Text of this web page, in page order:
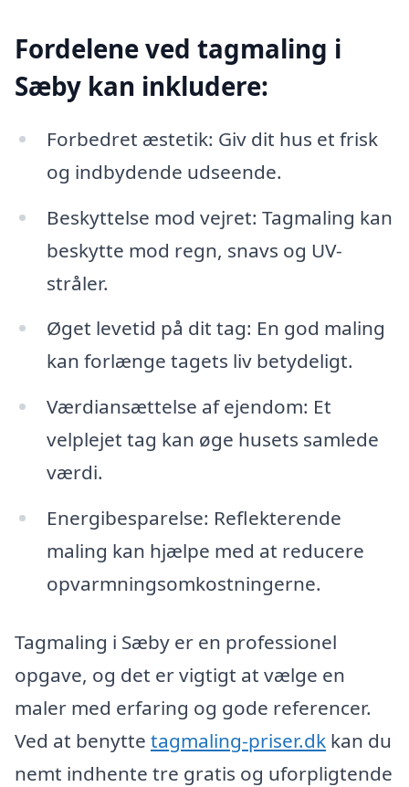
Fordelene ved tagmaling i
Sæby kan inkludere:
Forbedret æstetik: Giv dit hus et frisk
og indbydende udseende.
Beskyttelse mod vejret: Tagmaling kan
beskytte mod regn, snavs og UV-
stråler.
Øget levetid på dit tag: En god maling
kan forlænge tagets liv betydeligt.
Værdiansættelse af ejendom: Et
velplejet tag kan øge husets samlede
værdi.
Energibesparelse: Reflekterende
maling kan hjælpe med at reducere
opvarmningsomkostningerne.
Tagmaling i Sæby er en professionel
opgave, og det er vigtigt at vælge en
maler med erfaring og gode referencer.
Ved at benytte tagmaling-priser.dk kan du
nemt indhente tre gratis og uforpligtende